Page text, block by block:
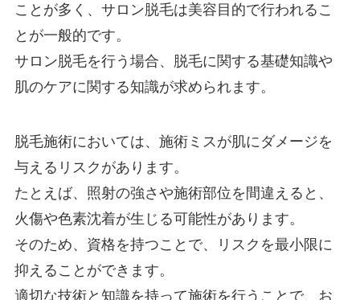
ことが多く、サロン脱毛は美容目的で行われるこ
とが一般的です。
サロン脱毛を行う場合、脱毛に関する基礎知識や
肌のケアに関する知識が求められます。
脱毛施術においては、施術ミスが肌にダメージを
与えるリスクがあります。
たとえば、照射の強さや施術部位を間違えると、
火傷や色素沈着が生じる可能性があります。
そのため、資格を持つことで、リスクを最小限に
抑えることができます。
適切な技術と知識を持って施術を行うことで、お